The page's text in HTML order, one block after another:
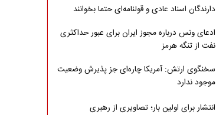
دارندگان اسناد عادی و قولنامه‌ای حتما بخوانند
ادعای ونس درباره مجوز ایران برای عبور حداکثری
نفت از تنگه هرمز
سخنگوی ارتش: آمریکا چاره‌ای جز پذیرش وضعیت
موجود ندارد
انتشار برای اولین بار؛ تصاویری از رهبری